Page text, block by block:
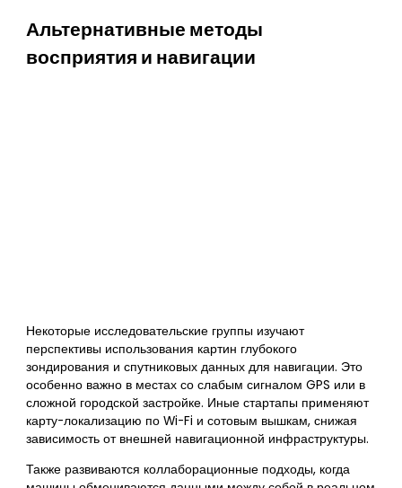
Альтернативные методы
восприятия и навигации
Некоторые исследовательские группы изучают
перспективы использования картин глубокого
зондирования и спутниковых данных для навигации. Это
особенно важно в местах со слабым сигналом GPS или в
сложной городской застройке. Иные стартапы применяют
карту-локализацию по Wi-Fi и сотовым вышкам, снижая
зависимость от внешней навигационной инфраструктуры.
Также развиваются коллаборационные подходы, когда